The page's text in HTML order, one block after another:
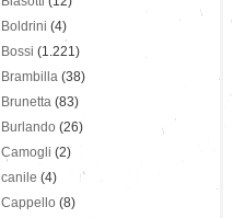
Boldrini (4)
Bossi (1.221)
Brambilla (38)
Brunetta (83)
Burlando (26)
Camogli (2)
canile (4)
Cappello (8)